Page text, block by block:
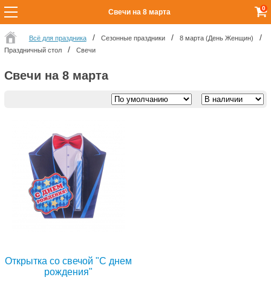
Всё для праздника Сезонные праздники
8 марта (День Женщин)
Праздничный стол
Свечи
Свечи на 8 марта
Открытка со свечой "С днем
рождения"
Свечи на 8 марта 0